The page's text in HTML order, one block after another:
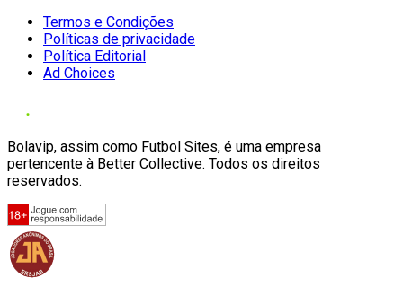
Termos e Condições
Políticas de privacidade
Política Editorial
Ad Choices
Bolavip, assim como Futbol Sites, é uma empresa
pertencente à Better Collective. Todos os direitos
reservados.